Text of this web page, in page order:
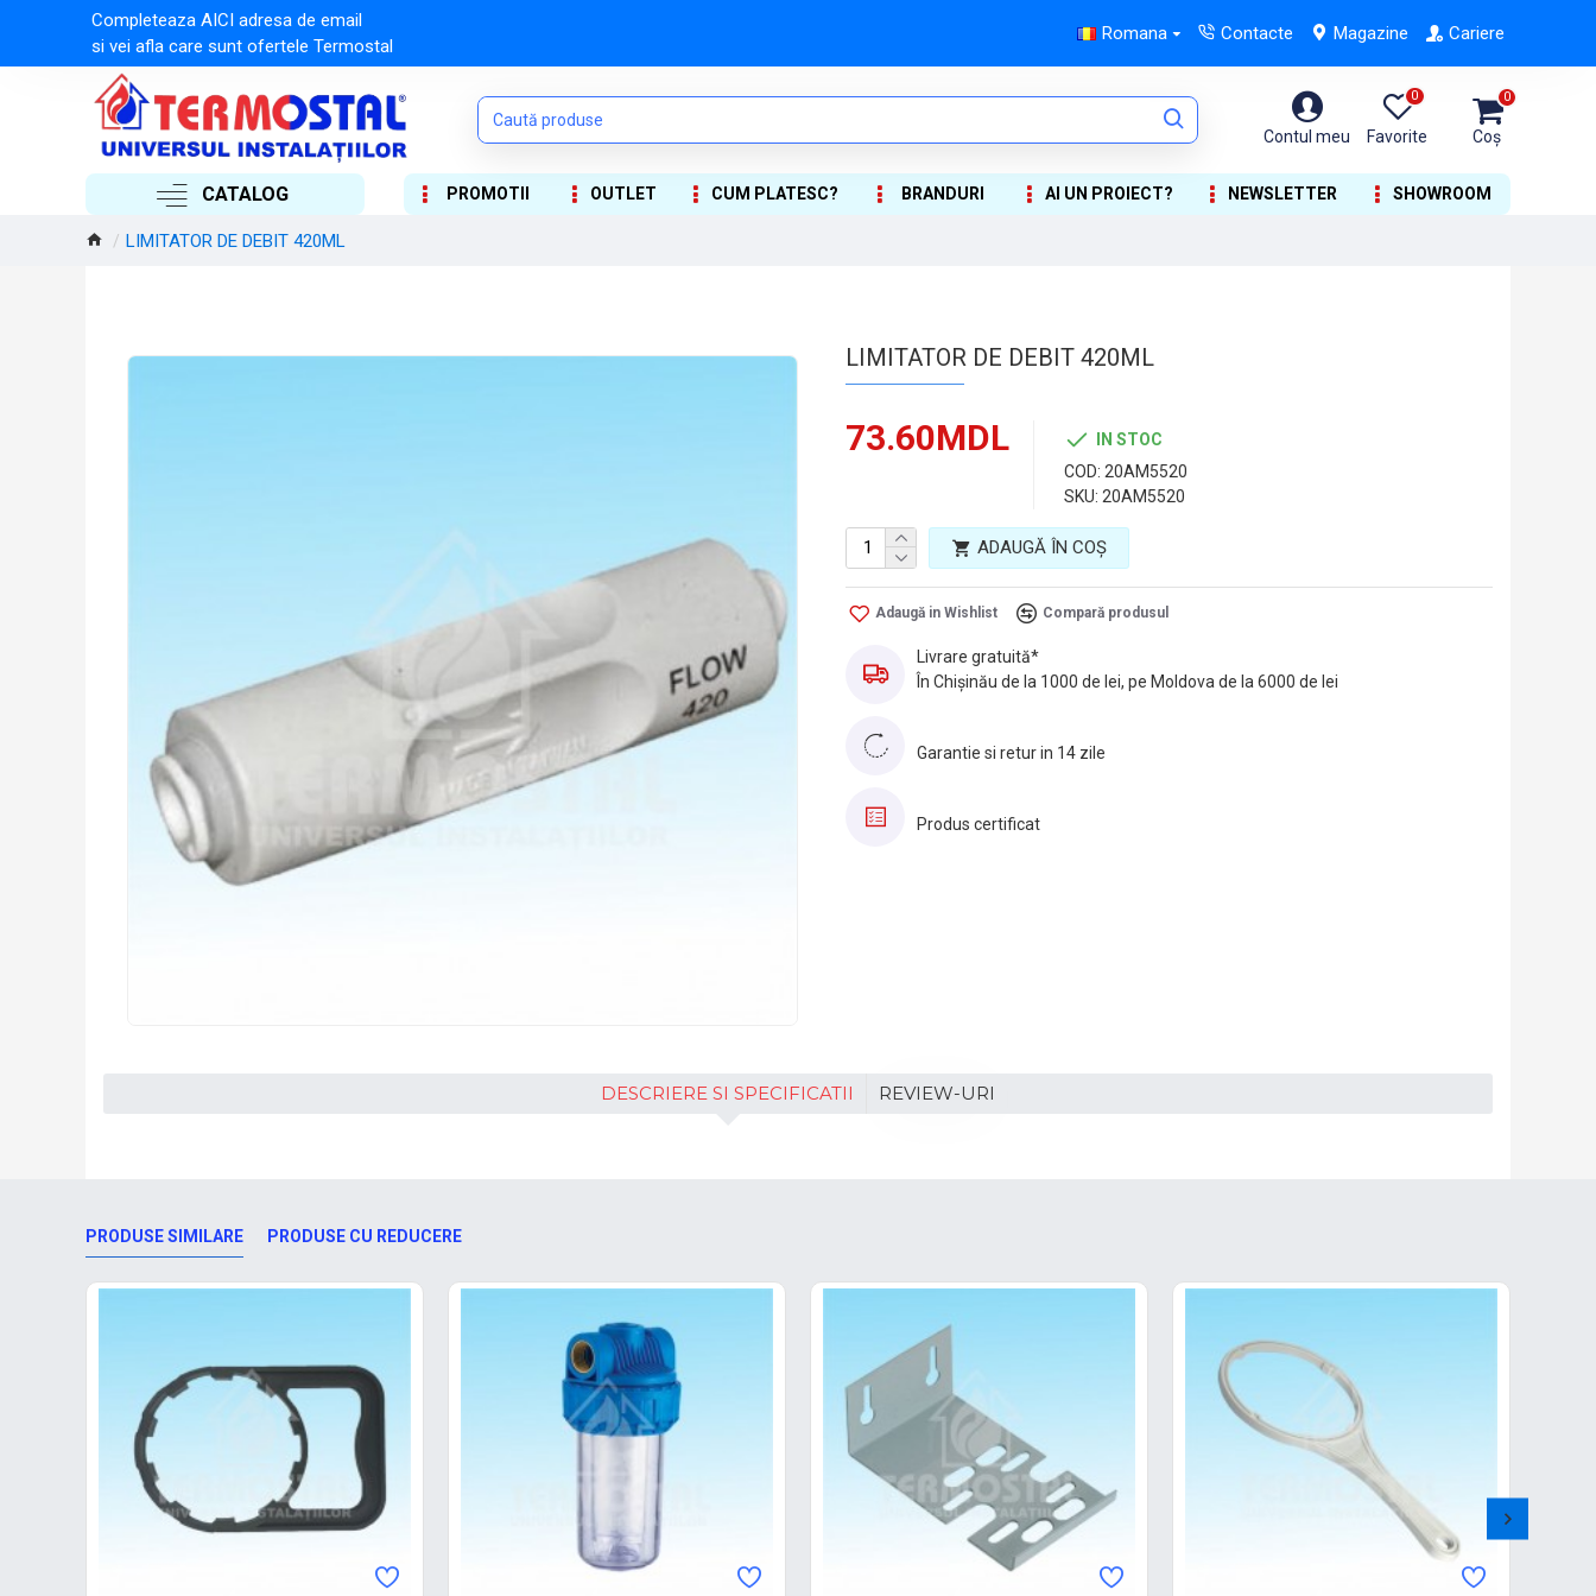
Completeaza AICI adresa de email
si vei afla care sunt ofertele Termostal
Romana Contacte Magazine Cariere
Contul meu Favorite
0
Coș
0
CATALOG PROMOTII OUTLET CUM PLATESC? BRANDURI AI UN PROIECT? NEWSLETTER SHOWROOM
LIMITATOR DE DEBIT 420ML
LIMITATOR DE DEBIT 420ML
73.60MDL
IN STOC
COD: 20AM5520
SKU: 20AM5520
ADAUGĂ ÎN COŞ
Adaugă in Wishlist Compară produsul
Livrare gratuită*
În Chișinău de la 1000 de lei, pe Moldova de la 6000 de lei
Garantie si retur in 14 zile
Produs certificat
DESCRIERE SI SPECIFICATII REVIEW-URI
PRODUSE SIMILARE PRODUSE CU REDUCERE